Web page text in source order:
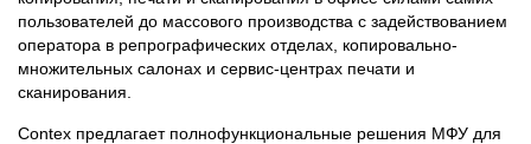
пользователей до массового производства с задействованием
оператора в репрографических отделах, копировально-
множительных салонах и сервис-центрах печати и
сканирования.
Contex предлагает полнофункциональные решения МФУ для